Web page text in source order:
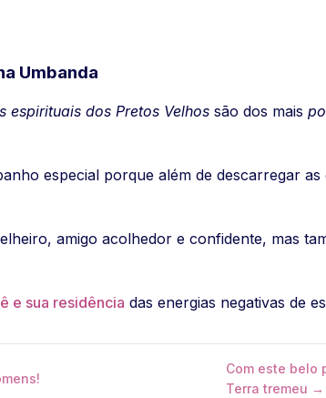
Umbanda
espirituais dos Pretos Velhos são dos mais
especial porque além de descarregar
amigo acolhedor e confidente, mas
e sua residência das energias negativas de
Com este belo
Terra tremeu →